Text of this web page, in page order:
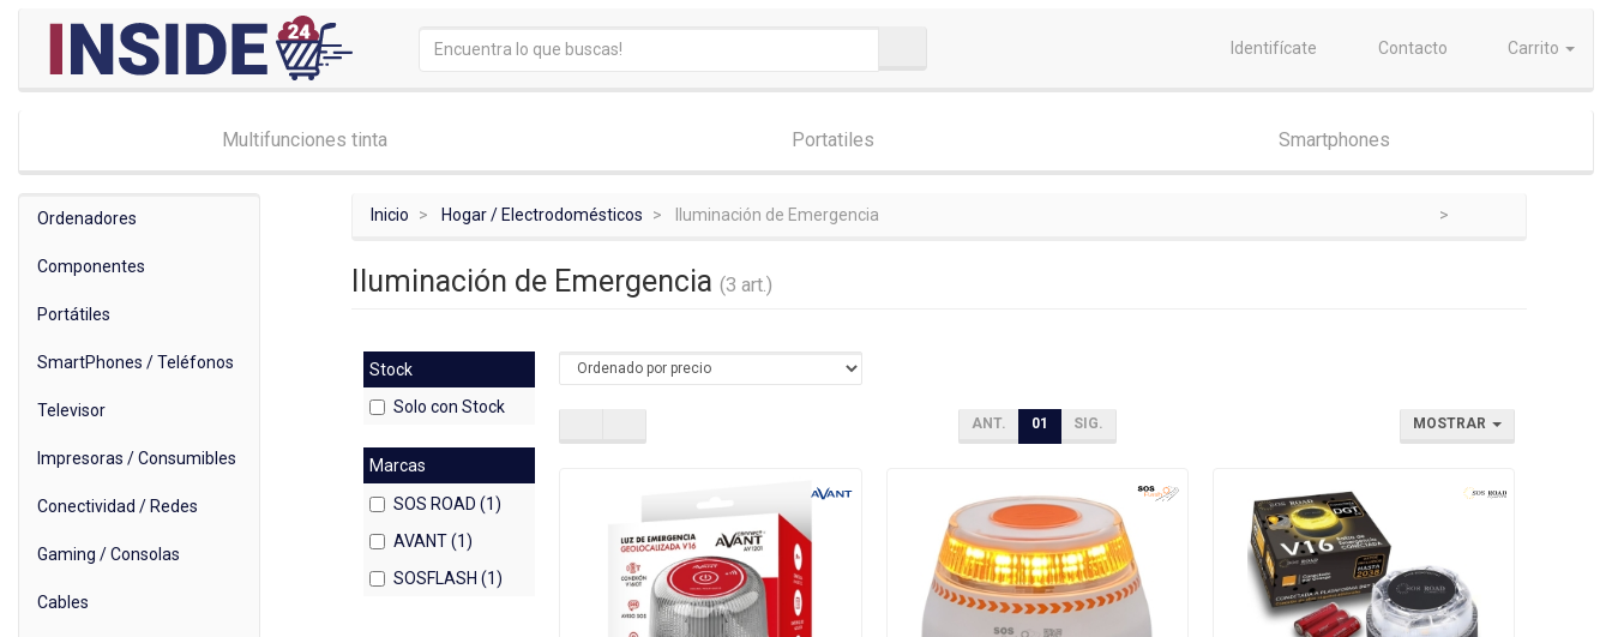
Identifícate Contacto Carrito
Multifunciones tinta Portatiles Smartphones
Ordenadores
Componentes
Portátiles
SmartPhones / Teléfonos
Televisor
Impresoras / Consumibles
Conectividad / Redes
Gaming / Consolas
Cables
Inicio Hogar / Electrodomésticos Iluminación de Emergencia
Iluminación de Emergencia (3 art.)
Stock
Solo con Stock
Marcas
SOS ROAD (1)
AVANT (1)
SOSFLASH (1)
ANT. 01 SIG. MOSTRAR